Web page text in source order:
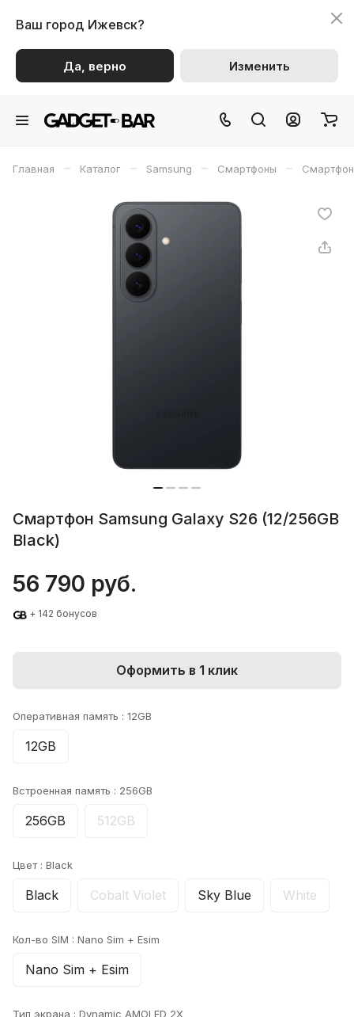
Ваш город Ижевск?
Да, верно Изменить
Главная – Каталог – Samsung – Смартфоны –
Смартфон Samsung Galaxy S26 (12/256GB
Black)
56 790 руб.
+ 142 бонусов
Оформить в 1 клик
Оперативная память : 12GB
12GB
Встроенная память : 256GB
256GB 512GB
Цвет : Black
Black Cobalt Violet Sky Blue White
Кол-во SIM : Nano Sim + Esim
Nano Sim + Esim
Тип экрана : Dynamic AMOLED 2X